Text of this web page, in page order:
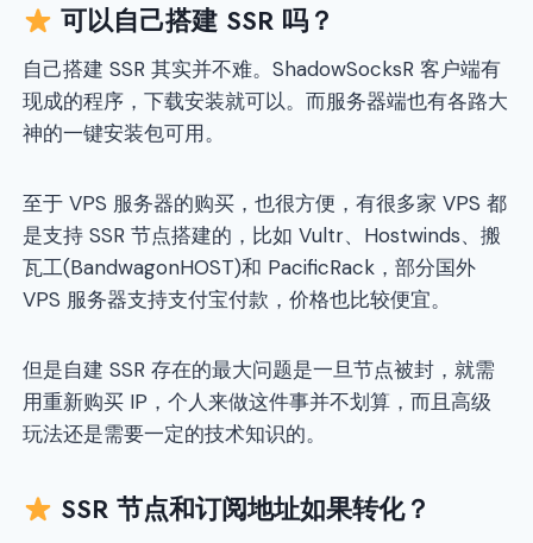
可以自己搭建 SSR 吗？
自己搭建 SSR 其实并不难。ShadowSocksR 客户端有
现成的程序，下载安装就可以。而服务器端也有各路大
神的一键安装包可用。
至于 VPS 服务器的购买，也很方便，有很多家 VPS 都
是支持 SSR 节点搭建的，比如 Vultr、Hostwinds、搬
瓦工(BandwagonHOST)和 PacificRack，部分国外
VPS 服务器支持支付宝付款，价格也比较便宜。
但是自建 SSR 存在的最大问题是一旦节点被封，就需
用重新购买 IP，个人来做这件事并不划算，而且高级
玩法还是需要一定的技术知识的。
SSR 节点和订阅地址如果转化？